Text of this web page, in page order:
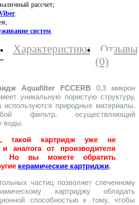
рассчет;
систем
Характеристики
Отзывы
(0)
Aquafilter FCCERB 0,3 микрон
уникальную пористую структуру,
используются природные материалы.
фильтр, осуществляющий
воды.
такой картридж уже не
и аналога от производителя
Но вы можете обратить
керамические картриджи.
частиц позволяет спеченному
картриджу обладать
способностью к тому, чтобы